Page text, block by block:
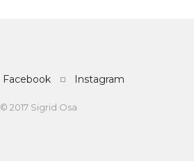
Facebook Instagram
© 2017 Sigrid Osa